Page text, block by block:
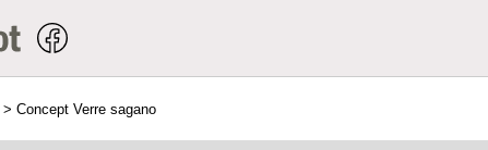
> Concept Verre sagano